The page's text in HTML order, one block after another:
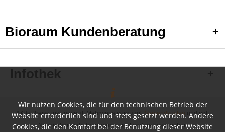
Bioraum Kundenberatung
Infothek
* Alle Preise inkl. gesetzl. Mehrwertsteuer zzgl.Versandkosten
und ggf.
Nachnahmegebühren, wenn nicht anders beschrieben
Wir nutzen Cookies, die für den technischen Betrieb der
Website erforderlich sind und stets gesetzt werden. Andere
Cookies, die den Komfort bei der Benutzung dieser Website